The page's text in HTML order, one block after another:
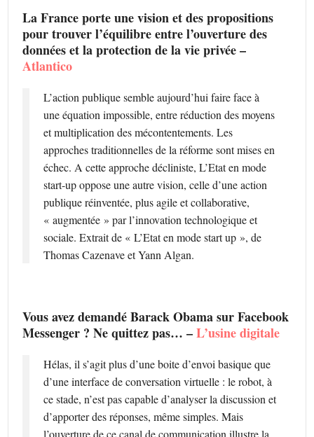
La France porte une vision et des propositions
pour trouver l’équilibre entre l’ouverture des
données et la protection de la vie privée –
Atlantico
L’action publique semble aujourd’hui faire face à
une équation impossible, entre réduction des moyens
et multiplication des mécontentements. Les
approches traditionnelles de la réforme sont mises en
échec. A cette approche décliniste, L’Etat en mode
start-up oppose une autre vision, celle d’une action
publique réinventée, plus agile et collaborative,
« augmentée » par l’innovation technologique et
sociale. Extrait de « L’Etat en mode start up », de
Thomas Cazenave et Yann Algan.
Vous avez demandé Barack Obama sur Facebook
Messenger ? Ne quittez pas… –L’usine digitale
Hélas, il s’agit plus d’une boite d’envoi basique que
d’une interface de conversation virtuelle : le robot, à
ce stade, n’est pas capable d’analyser la discussion et
d’apporter des réponses, même simples. Mais
l’ouverture de ce canal de communication illustre la